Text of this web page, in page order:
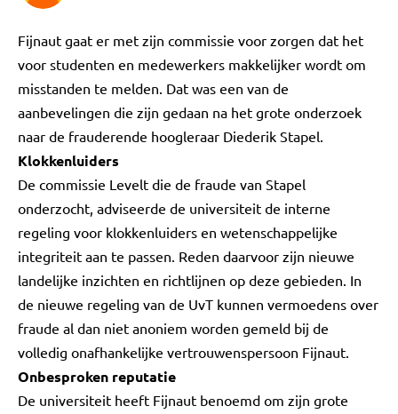
Fijnaut gaat er met zijn commissie voor zorgen dat het
voor studenten en medewerkers makkelijker wordt om
misstanden te melden. Dat was een van de
aanbevelingen die zijn gedaan na het grote onderzoek
naar de frauderende hoogleraar Diederik Stapel.
Klokkenluiders
De commissie Levelt die de fraude van Stapel
onderzocht, adviseerde de universiteit de interne
regeling voor klokkenluiders en wetenschappelijke
integriteit aan te passen. Reden daarvoor zijn nieuwe
landelijke inzichten en richtlijnen op deze gebieden. In
de nieuwe regeling van de UvT kunnen vermoedens over
fraude al dan niet anoniem worden gemeld bij de
volledig onafhankelijke vertrouwenspersoon Fijnaut.
Onbesproken reputatie
De universiteit heeft Fijnaut benoemd om zijn grote